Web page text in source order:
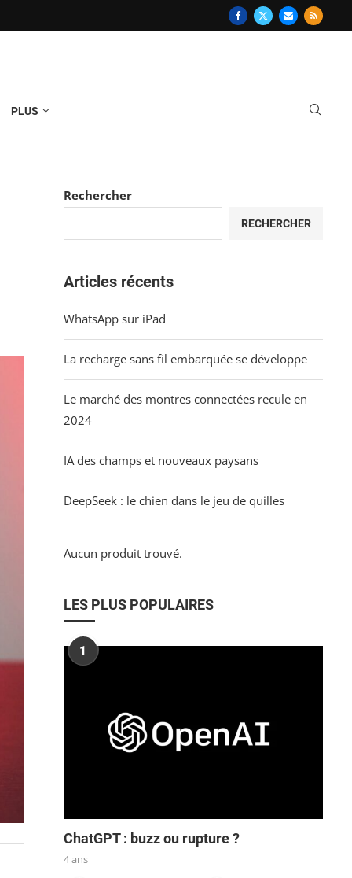
PLUS
Rechercher
RECHERCHER
Articles récents
WhatsApp sur iPad
La recharge sans fil embarquée se développe
Le marché des montres connectées recule en
2024
IA des champs et nouveaux paysans
DeepSeek : le chien dans le jeu de quilles
Aucun produit trouvé.
LES PLUS POPULAIRES
1
ChatGPT : buzz ou rupture ?
4 ans